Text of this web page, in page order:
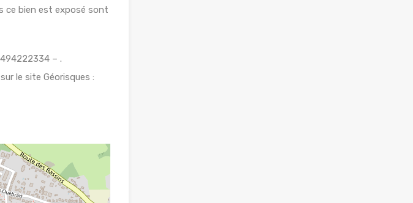
ce bien est exposé sont
– .
le site Géorisques :